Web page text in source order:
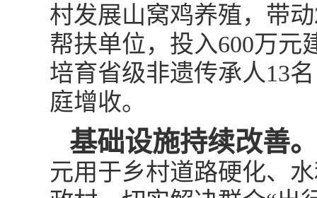
村发展山窝鸡养殖，带
帮扶单位，投入600万元
培育省级非遗传承人13
庭增收。
基础设施持续改善。
元用于乡村道路硬化、